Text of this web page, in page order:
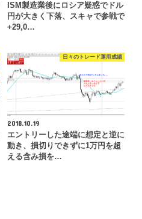
ISM製造業後にロシア疑惑でドル
円が大きく下落、スキャで参戦で
+29,0…
日々のトレード運用成績
2018.10.19
エントリーした途端に想定と逆に
動き、損切りできずに1万円を超
える含み損を…